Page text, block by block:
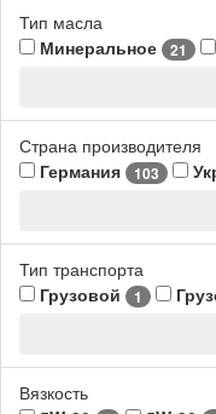
Тип масла
Минеральное
21
Страна производителя
Германия
103
Тип транспорта
Грузовой
1
Вязкость